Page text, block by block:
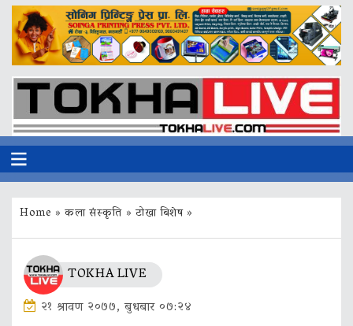
Home »कला संस्कृति» टोखा बिशेष»
TOKHA LIVE
२१ श्रावण २०७७, बुधबार ०७:२४